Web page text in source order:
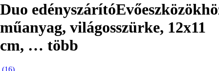
Duo edényszárító
műanyag, világosszürke, 12x11
cm, … több
(16)